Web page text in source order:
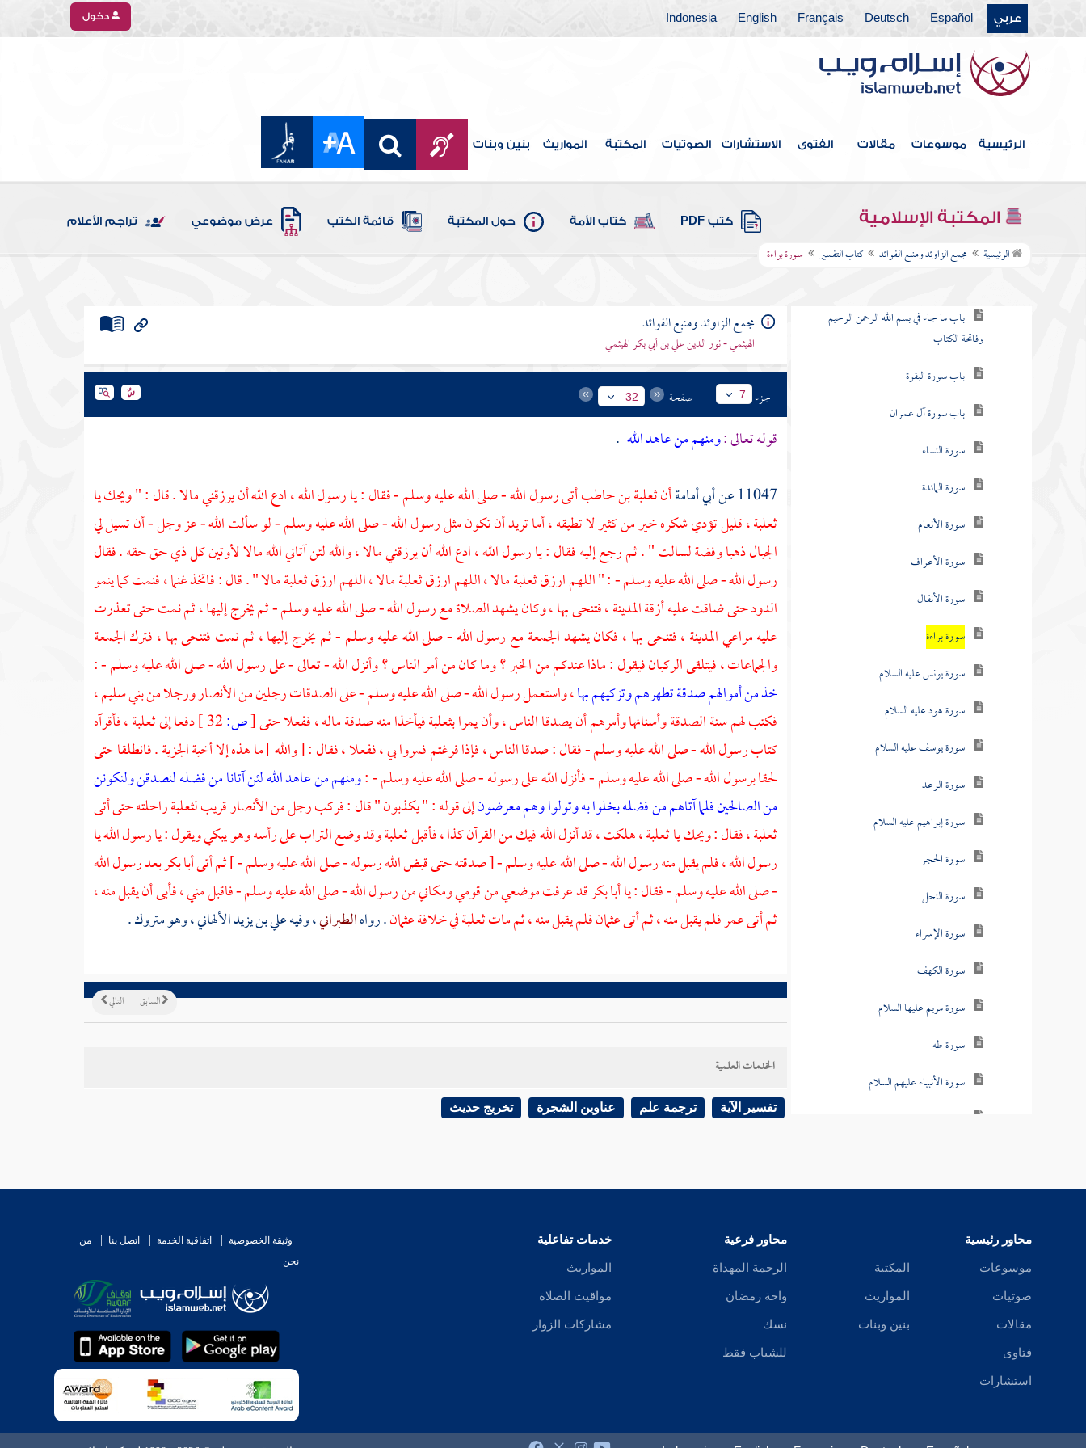
عربي Español
Deutsch
Français
English
Indonesia دخول
الرئيسية موسوعات مقالات الفتوى الاستشارات الصوتيات المكتبة المواريث بنين وبنات
المكتبة الإسلامية كتب PDF كتاب الأمة حول المكتبة قائمة الكتب عرض موضوعي تراجم الأعلام
الرئيسية مجمع الزاوئد ومنبع الفوائد كتاب التفسير سورة براءة
كتاب الخلافة
كتاب الجهاد
كتاب المغازي والسير
كتاب قتال أهل البغي
كتاب الحدود والديات
كتاب الديات
كتاب التفسير
باب ما جاء في بسم الله الرحمن الرحيم
وفاتحة الكتاب
باب سورة البقرة
باب سورة آل عمران
سورة النساء
سورة المائدة
سورة الأنعام
سورة الأعراف
سورة الأنفال
سورة براءة
سورة يونس عليه السلام
سورة هود عليه السلام
سورة يوسف عليه السلام
سورة الرعد
سورة إبراهيم عليه السلام
سورة الحجر
سورة النحل
سورة الإسراء
سورة الكهف
سورة مريم عليها السلام
سورة طه
سورة الأنبياء عليهم السلام
سورة النور
سورة طسم الشعراء
مجمع الزاوئد ومنبع الفوائد
الهيثمي - نور الدين علي بن أبي بكر الهيثمي
جزء 7 صفحة 32
قوله تعالى :ومنهم من عاهد الله .
11047 عن
أبي أمامةأنثعلبة بن حاطبأتى رسول الله - صلى الله عليه وسلم - فقال : يا رسول الله ، ادع الله أن يرزقني مالا . قال : " ويحك يا
ثعلبة، قليل تؤدي شكره خير من كثير لا تطيقه ، أما تريد أن تكون مثل رسول الله - صلى الله عليه وسلم - لو سألت الله - عز وجل - أن تسيل لي
الجبال ذهبا وفضة لسالت " . ثم رجع إليه فقال : يا رسول الله ، ادع الله أن يرزقني مالا ، والله لئن آتاني الله مالا لأوتين كل ذي حق حقه . فقال
رسول الله - صلى الله عليه وسلم - : " اللهم ارزقثعلبةمالا ، اللهم ارزقثعلبةمالا ، اللهم ارزقثعلبةمالا " . قال : فاتخذ غنما ، فنمت كما ينمو
الدود حتى ضاقت عليه أزقةالمدينة، فتنحى بها ، وكان يشهد الصلاة مع رسول الله - صلى الله عليه وسلم - ثم يخرج إليها ، ثم نمت حتى تعذرت
عليه مراعيالمدينة، فتنحى بها ، فكان يشهد الجمعة مع رسول الله - صلى الله عليه وسلم - ثم يخرج إليها ، ثم نمت فتنحى بها ، فترك الجمعة
والجماعات ، فيتلقى الركبان فيقول : ماذا عندكم من الخبر ؟ وما كان من أمر الناس ؟ وأنزل الله - تعالى - على رسول الله - صلى الله عليه وسلم - :
خذ من أموالهم صدقة تطهرهم وتزكيهم بها، واستعمل رسول الله - صلى الله عليه وسلم - على الصدقات رجلين منالأنصارورجلا منبني سليم،
فكتب لهم سنة الصدقة وأسنانها وأمرهم أن يصدقا الناس ، وأن يمرابثعلبةفيأخذا منه صدقة ماله ، ففعلا حتى[ص: دفعا إلىثعلبة، فأقرآه
كتاب رسول الله - صلى الله عليه وسلم - فقال : صدقا الناس ، فإذا فرغتم فمروا بي ، ففعلا ، فقال : [ والله ] ما هذه إلا أخية الجزية . فانطلقا حتى
لحقا برسول الله - صلى الله عليه وسلم - فأنزل الله على رسوله - صلى الله عليه وسلم - :ومنهم من عاهد الله لئن آتانا من فضله لنصدقن ولنكونن
من الصالحينفلما آتاهم من فضله بخلوا به وتولوا وهم معرضونإلى قوله : " يكذبون " قال : فركب رجل منالأنصارقريبلثعلبةراحلته حتى أتى
ثعلبة، فقال : ويحك ياثعلبة، هلكت ، قد أنزل الله فيك من القرآن كذا ، فأقبلثعلبةوقد وضع التراب على رأسه وهو يبكي ويقول : يا رسول الله يا
رسول الله ، فلم يقبل منه رسول الله - صلى الله عليه وسلم - [ صدقته حتى قبض الله رسوله - صلى الله عليه وسلم - ] ثم أتىأبا بكربعد رسول الله
- صلى الله عليه وسلم - فقال : ياأبا بكرقد عرفت موضعي من قومي ومكاني من رسول الله - صلى الله عليه وسلم - فاقبل مني ، فأبى أن يقبل منه ،
ثم أتىعمرفلم يقبل منه ، ثم أتىعثمانفلم يقبل منه ، ثم ماتثعلبةفي خلافةعثمان. رواهالطبراني، وفيهعلي بن يزيد الألهاني، وهو متروك .
التالي السابق
الخدمات العلمية
تفسير الآية ترجمة علم عناوين الشجرة تخريج حديث
محاور رئيسية
موسوعات
صوتيات
مقالات
فتاوى
استشارات
المكتبة
المواريث
بنين وبنات
محاور فرعية
الرحمة المهداة
واحة رمضان
نسك
للشباب فقط
خدمات تفاعلية
المواريث
مواقيت الصلاة
مشاركات الزوار
وثيقة الخصوصية اتفاقية الخدمة اتصل بنا
من
نحن